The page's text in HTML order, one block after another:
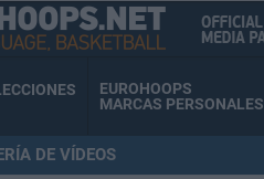
EUROHOOPS
MARCAS PERSONALES
DE VÍDEOS